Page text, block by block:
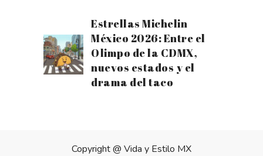
Estrellas Michelin
México 2026: Entre el
Olimpo de la CDMX,
nuevos estados y el
drama del taco
Copyright @ Vida y Estilo MX